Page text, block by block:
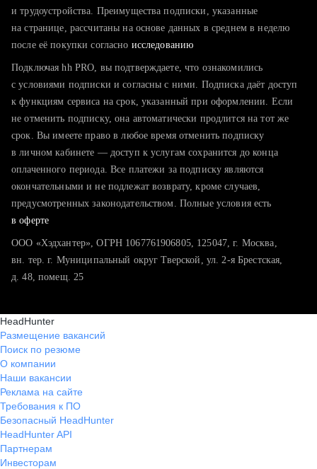
тратите много времени на поиск и вручную поднимаете
хотите сравнить себя с конкурентами и оценить шансы
и трудоустройства. Преимущества подписки, указанные
на странице, рассчитаны на основе данных в среднем в неделю
после её покупки согласно исследованию
Подключая hh PRO, вы подтверждаете, что ознакомились
с условиями подписки и согласны с ними. Подписка даёт доступ
к функциям сервиса на срок, указанный при оформлении. Если
не отменить подписку, она автоматически продлится на тот же
срок. Вы имеете право в любое время отменить подписку
в личном кабинете — доступ к услугам сохранится до конца
оплаченного периода. Все платежи за подписку являются
окончательными и не подлежат возврату, кроме случаев,
предусмотренных законодательством. Полные условия есть
в оферте
ООО «Хэдхантер», ОГРН 1067761906805, 125047, г. Москва,
вн. тер. г. Муниципальный округ Тверской, ул. 2-я Брестская,
д. 48, помещ. 25
HeadHunter
Размещение вакансий
Поиск по резюме
О компании
Наши вакансии
Реклама на сайте
Требования к ПО
Безопасный HeadHunter
HeadHunter API
Партнерам
Инвесторам